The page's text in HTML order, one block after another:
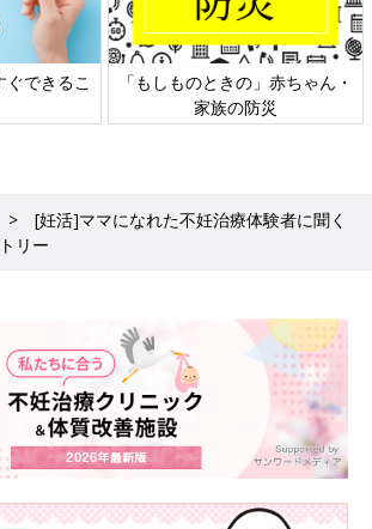
できるこ
「もしものときの」赤ちゃん・
家族の防災
[妊活]ママになれた不妊治療体験者に聞く
リー